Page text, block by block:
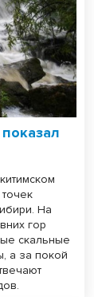
На
гор
скальные
а за покой